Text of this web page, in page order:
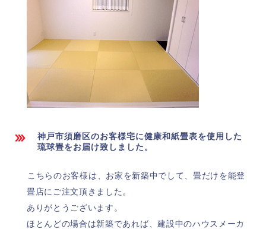
神戸市須磨区のお客様宅に健康和紙畳表を使用した
琉球畳をお届け致しました。
こちらのお客様は、お家を新築中でして、畳だけを能登
畳店にご注文頂きました。
ありがとうございます。
ほとんどの場合は新築であれば、建設中のハウスメーカ